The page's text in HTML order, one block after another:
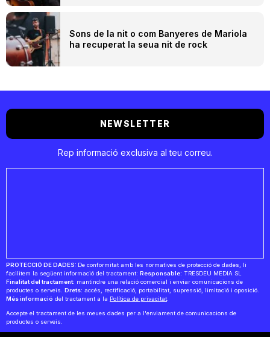
Sons de la nit o com Banyeres de Mariola
ha recuperat la seua nit de rock
NEWSLETTER
Rep informació exclusiva al teu correu.
PROTECCIÓ DE DADES: De conformitat amb les normatives de protecció de dades, li
facilitem la següent informació del tractament: Responsable: TRESDEU MEDIA SL
Finalitat del tractament: mantindre una relació comercial i enviar comunicacions de
productes o serveis. Drets: accés, rectificació, portabilitat, supressió, limitació i oposició.
Més informació del tractament a la Política de privacitat.
Accepte el tractament de les meues dades per a l'enviament de comunicacions de
productes o serveis.